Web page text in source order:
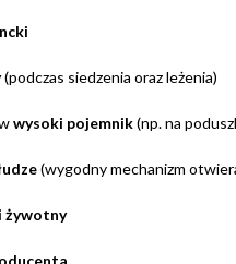
(podczas siedzenia oraz leżenia)
wysoki pojemnik(np. na
(wygodny mechanizm
żywotny